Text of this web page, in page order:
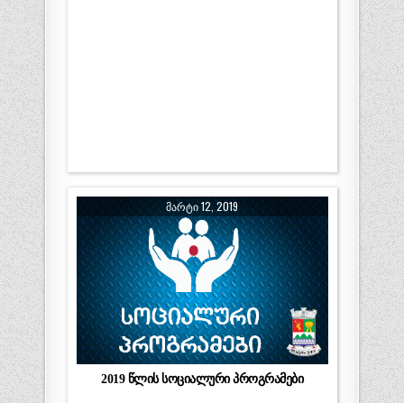
ᲛᲐᲠᲢᲘ 12, 2019
2019 წლის სოციალური პროგრამები